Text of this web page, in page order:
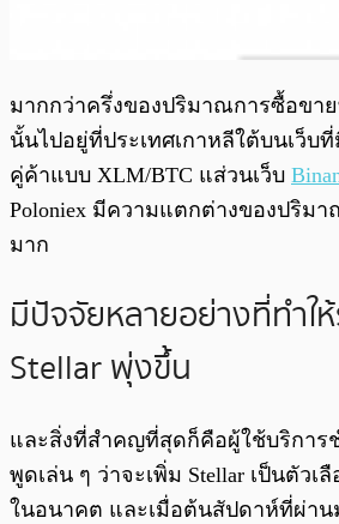
มากกว่าครึ่งของปริมาณการซื้อขา
นั้นไปอยู่ที่ประเทศเกาหลีใต้บนเว็บ
คู่ค้าแบบ XLM/BTC แส่วนเว็บ
Poloniex มีความแตกต่างของปริมา
มาก
มีปัจจัยหลายอย่างที่ทำใ
Stellar พุ่งขึ้น
และสิ่งที่สำคญที่สุดก็คือผู้ใช้บริการช
พูดเล่น ๆ ว่าจะเพิ่ม Stellar เป็นตัวเ
ในอนาคต และเมื่อต้นสัปดาห์ที่ผ่าน